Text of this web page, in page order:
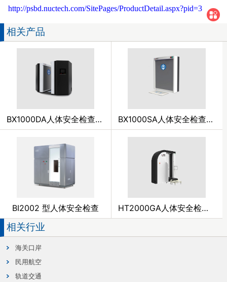
http://psbd.nuctech.com/SitePages/ProductDetail.aspx?pid=3
相关产品
BX1000DA人体安全检查系统 BX1000SA人体安全检查系统
BI2002 型人体安全检查 HT2000GA人体安全检查系统
相关行业
海关口岸
民用航空
轨道交通